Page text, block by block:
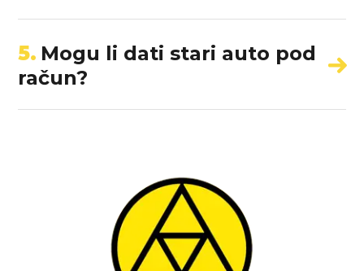
5. Mogu li dati stari auto pod
račun?